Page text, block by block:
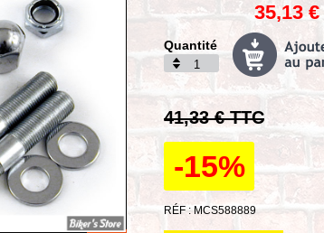
35,13
Quantité
41,33 € TTC
-15%
RÉF : MCS588889